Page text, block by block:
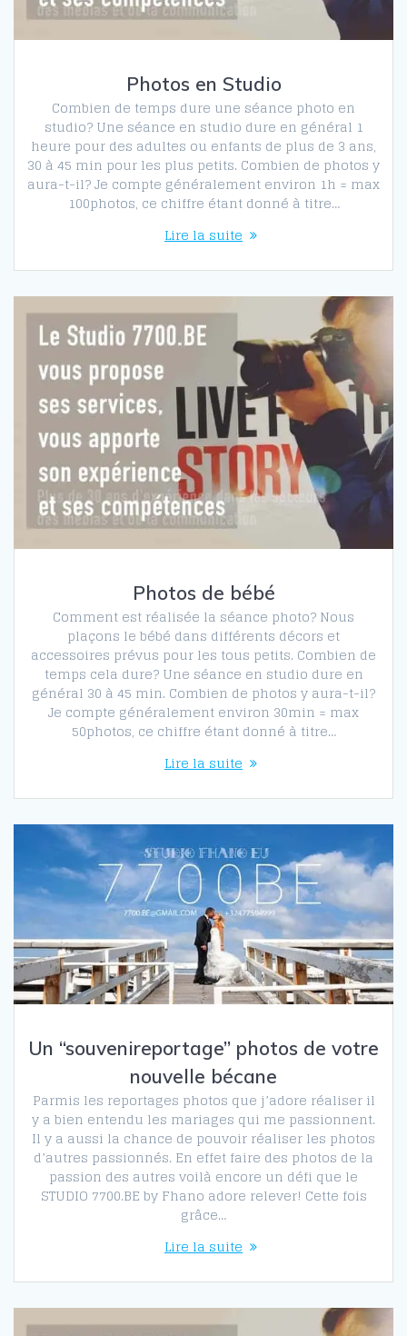
Photos en Studio
Combien de temps dure une séance photo en
studio? Une séance en studio dure en général 1
heure pour des adultes ou enfants de plus de 3 ans,
30 à 45 min pour les plus petits. Combien de photos y
aura-t-il? Je compte généralement environ 1h = max
100photos, ce chiffre étant donné à titre…
Lire la suite
Photos de bébé
Comment est réalisée la séance photo? Nous
plaçons le bébé dans différents décors et
accessoires prévus pour les tous petits. Combien de
temps cela dure? Une séance en studio dure en
général 30 à 45 min. Combien de photos y aura-t-il?
Je compte généralement environ 30min = max
50photos, ce chiffre étant donné à titre…
Lire la suite
Un “souvenireportage” photos de votre
nouvelle bécane
Parmis les reportages photos que j’adore réaliser il
y a bien entendu les mariages qui me passionnent.
Il y a aussi la chance de pouvoir réaliser les photos
d’autres passionnés. En effet faire des photos de la
passion des autres voilà encore un défi que le
STUDIO 7700.BE by Fhano adore relever! Cette fois
grâce…
Lire la suite